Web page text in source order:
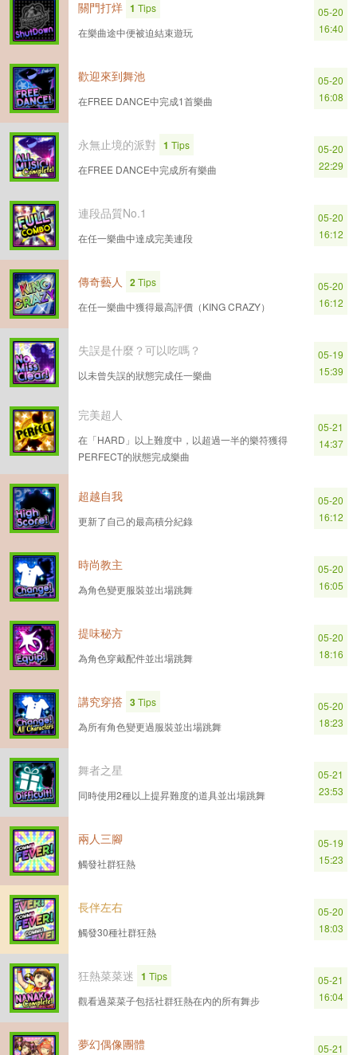
關門打烊 1 Tips
在樂曲途中便被迫結束遊玩
05-20
16:40
歡迎來到舞池
在FREE DANCE中完成1首樂曲
05-20
16:08
永無止境的派對 1 Tips
在FREE DANCE中完成所有樂曲
05-20
22:29
連段品質No.1
在任一樂曲中達成完美連段
05-20
16:12
傳奇藝人 2Tips
在任一樂曲中獲得最高評價（KING CRAZY）
05-20
16:12
失誤是什麼？可以吃嗎？
以未曾失誤的狀態完成任一樂曲
05-19
15:39
完美超人
在「HARD」以上難度中，以超過一半的樂符獲得
PERFECT的狀態完成樂曲
05-21
14:37
超越自我
更新了自己的最高積分紀錄
05-20
16:12
時尚教主
為角色變更服裝並出場跳舞
05-20
16:05
提味秘方
為角色穿戴配件並出場跳舞
05-20
18:16
講究穿搭 3Tips
為所有角色變更過服裝並出場跳舞
05-20
18:23
舞者之星
同時使用2種以上提昇難度的道具並出場跳舞
05-21
23:53
兩人三腳
觸發社群狂熱
05-19
15:23
長伴左右
觸發30種社群狂熱
05-20
18:03
狂熱菜菜迷 1 Tips
觀看過菜菜子包括社群狂熱在內的所有舞步
05-21
16:04
夢幻偶像團體 05-21